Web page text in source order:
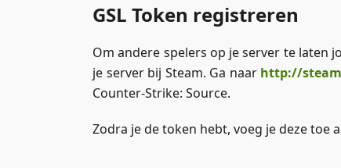
GSL Token registreren
Om andere spelers op je server te laten
je server bij Steam. Ga naar http://
Counter-Strike: Source.
Zodra je de token hebt, voeg je deze toe